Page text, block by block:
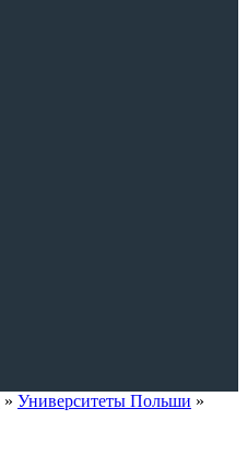
» Университеты Польши »